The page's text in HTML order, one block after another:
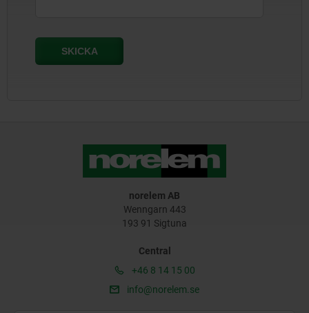
norelem AB
Wenngarn 443
193 91 Sigtuna
Central
+46 8 14 15 00
info@norelem.se